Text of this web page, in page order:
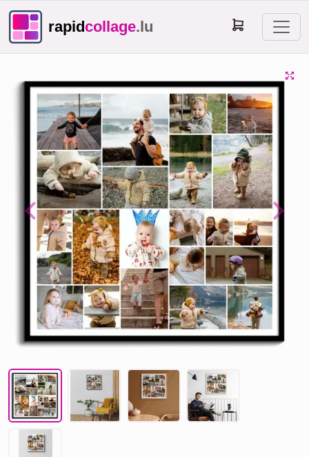
rapidcollage.lu
Previous Next